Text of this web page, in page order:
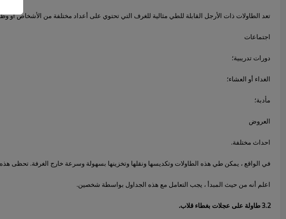
تعد الطاولات ذات الأرجل القابلة للطي مثالية للغرف التي تحتوي على أعداد مختلفة من الأشخاص أو
اجتماعات
دورات تدريبية؛
الغداء أو العشاء؛
مأدبة؛
العروض
احداث مختلفة.
في الواقع ، يمكن طي هذه الطاولات وتكديسها ونقلها وتخزينها بسهولة وسرعة خارج الغرفة. تحظى
اعلم أنه من حيث المبدأ ، يجب التعامل مع هذه الجداول بواسطة شخصين.
3.2 طاولة على عجلات بغطاء قلاب.